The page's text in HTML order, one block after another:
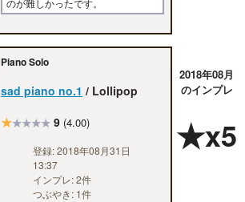
のが難しかったです。
Piano Solo
sad piano no.1 / Lollipop
★★★★★ 9 (4.00)
登録: 2018年08月31日
13:37
インプレ: 2件
つぶやき: 1件
2018年08月
のインプレ
★x5